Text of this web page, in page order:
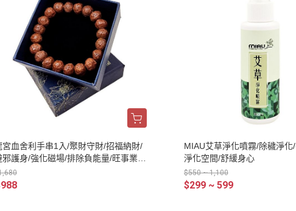
宮血舍利手串1入/聚財守財/招福納財/
邪護身/強化磁場/排除負能量/旺事業/
小人/化是非
MIAU艾草淨化噴霧/除穢淨化
淨化空間/舒緩身心
$550 ~ 1,100
$299 ~ 599